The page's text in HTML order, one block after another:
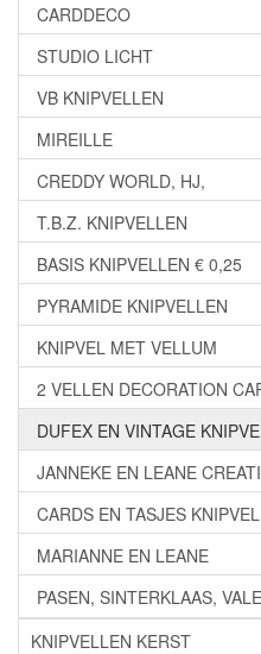
CARDDECO
STUDIO LICHT
VB KNIPVELLEN
MIREILLE
CREDDY WORLD, HJ,
T.B.Z. KNIPVELLEN
BASIS KNIPVELLEN € 0,25
PYRAMIDE KNIPVELLEN
KNIPVEL MET VELLUM
2 VELLEN DECORATION
DUFEX EN VINTAGE
JANNEKE EN LEANE
CARDS EN TASJES
MARIANNE EN LEANE
PASEN, SINTERKLAAS,
KNIPVELLEN KERST